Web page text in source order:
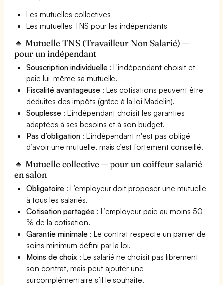
Les mutuelles collectives
Les mutuelles TNS pour les indépendants
🔹 Mutuelle TNS (Travailleur Non Salarié) —
pour un indépendant
Souscription individuelle : L'indépendant choisit et
paie lui-même sa mutuelle.
Fiscalité avantageuse : Les cotisations peuvent être
déduites des impôts (grâce à la loi Madelin).
Souplesse : L'indépendant choisit les garanties
adaptées à ses besoins et à son budget.
Pas d’obligation : L'indépendant n'est pas obligé
d’avoir une mutuelle, mais c’est fortement conseillé.
🔹 Mutuelle collective — pour un coiffeur salarié
en salon
Obligatoire : L’employeur doit proposer une mutuelle
à tous les salariés.
Cotisation partagée : L’employeur paie au moins 50
% de la cotisation.
Garantie minimale : Le contrat respecte un panier de
soins minimum défini par la loi.
Moins de choix : Le salarié ne choisit pas librement
son contrat, mais peut ajouter une
surcomplémentaire s’il le souhaite.